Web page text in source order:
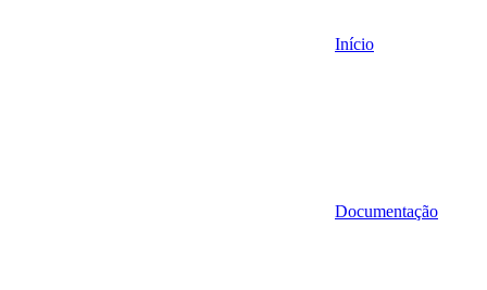
Início
Documentação